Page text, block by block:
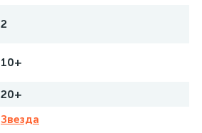
2
10+
20+
Звезда